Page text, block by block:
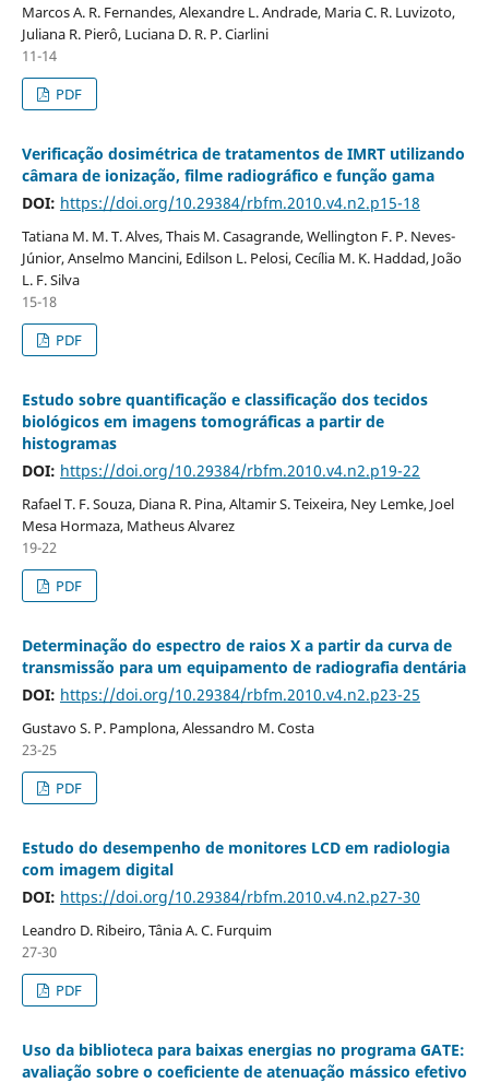
Marcos A. R. Fernandes, Alexandre L. Andrade, Maria C. R. Luvizoto,
Juliana R. Pierô, Luciana D. R. P. Ciarlini
11-14
PDF
Verificação dosimétrica de tratamentos de IMRT utilizando
câmara de ionização, filme radiográfico e função gama
DOI: https://doi.org/10.29384/rbfm.2010.v4.n2.p15-18
Tatiana M. M. T. Alves, Thais M. Casagrande, Wellington F. P. Neves-
Júnior, Anselmo Mancini, Edilson L. Pelosi, Cecília M. K. Haddad, João
L. F. Silva
15-18
PDF
Estudo sobre quantificação e classificação dos tecidos
biológicos em imagens tomográficas a partir de
histogramas
DOI: https://doi.org/10.29384/rbfm.2010.v4.n2.p19-22
Rafael T. F. Souza, Diana R. Pina, Altamir S. Teixeira, Ney Lemke, Joel
Mesa Hormaza, Matheus Alvarez
19-22
PDF
Determinação do espectro de raios X a partir da curva de
transmissão para um equipamento de radiografia dentária
DOI: https://doi.org/10.29384/rbfm.2010.v4.n2.p23-25
Gustavo S. P. Pamplona, Alessandro M. Costa
23-25
PDF
Estudo do desempenho de monitores LCD em radiologia
com imagem digital
DOI: https://doi.org/10.29384/rbfm.2010.v4.n2.p27-30
Leandro D. Ribeiro, Tânia A. C. Furquim
27-30
PDF
Uso da biblioteca para baixas energias no programa GATE:
avaliação sobre o coeficiente de atenuação mássico efetivo